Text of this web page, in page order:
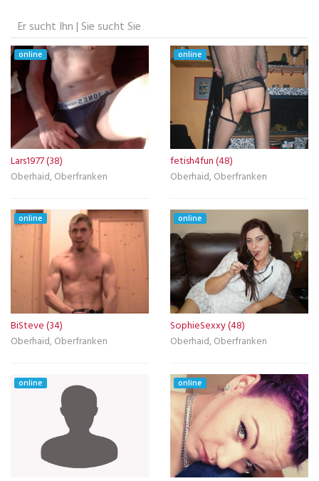
Er sucht Ihn | Sie sucht Sie
online
Lars1977 (38)
Oberhaid, Oberfranken
online
fetish4fun (48)
Oberhaid, Oberfranken
online
BiSteve (34)
Oberhaid, Oberfranken
online
SophieSexxy (48)
Oberhaid, Oberfranken
online online